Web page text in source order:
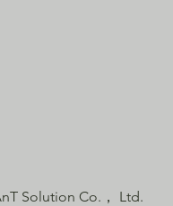
Solution Co.， Ltd.